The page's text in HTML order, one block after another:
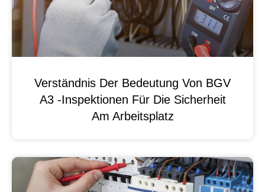
Verständnis Der Bedeutung Von BGV
A3 -Inspektionen Für Die Sicherheit
Am Arbeitsplatz